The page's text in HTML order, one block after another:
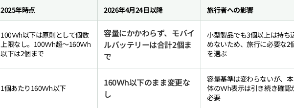
2025年時点 2026年4月24日以降 旅行者への影響
100Wh以下は原則として個数
上限なし。100Wh超～160Wh
以下は2個まで
容量にかかわらず、モバイ
ルバッテリーは合計2個ま
で
小型製品でも3個以上は持ち
めないため、旅行に必要な2
を選ぶ
1個あたり160Wh以下
160Wh以下のまま変更な
し
容量基準は変わらないが、本
体のWh表示は引き続き確認
必要